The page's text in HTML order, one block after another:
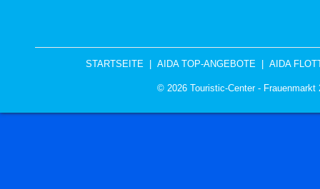
STARTSEITE| AIDA TOP-ANGEBOTE| AIDA
© 2026 Touristic-Center -